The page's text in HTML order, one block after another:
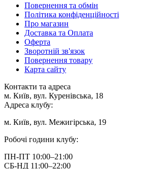
Повернення та обмін
Політика конфіденційності
Про магазин
Доставка та Оплата
Оферта
Зворотній зв'язок
Повернення товару
Карта сайту
Контакти та адреса
м. Київ, вул. Куренівська, 18
Адреса клубу:
м. Київ, вул. Межигірська, 19
Робочі години клубу:
ПН-ПТ 10:00–21:00
СБ-НД 11:00–22:00